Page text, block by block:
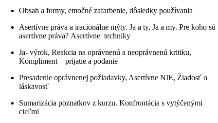
Obsah a formy, emočné zafarbenie, dôsledky používania
Asertívne práva a iracionálne mýty. Ja a ty, Ja a my. Pre koho sú
asertívne práva? Asertívne techniky
Ja- výrok, Reakcia na oprávnenú a neoprávnenú kritiku,
Kompliment – prijatie a podanie
Presadenie oprávnenej požiadavky, Asertívne NIE, Žiadosť o
láskavosť
Sumarizácia poznatkov z kurzu. Konfrontácia s vytýčenými
cieľmi